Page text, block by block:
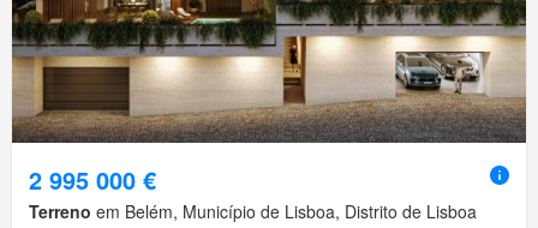
2 995 000 €
Terreno em Belém, Município de Lisboa, Distrito de Lisboa